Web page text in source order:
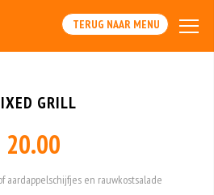
TERUG NAAR MENU
GRILL
20.00
aardappelschijfjes en rauwkostsalade